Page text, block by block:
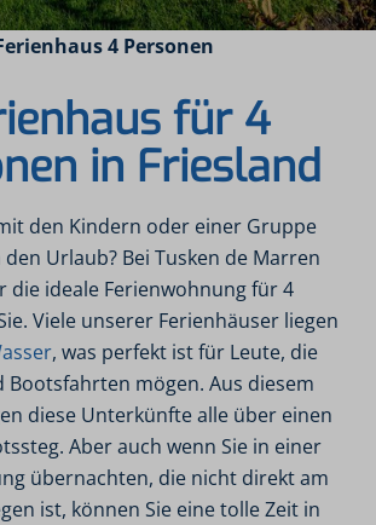
4 Personen
für 4
in Friesland
den Kindern oder einer Gruppe
Urlaub? Bei Tusken de Marren
die ideale Ferienwohnung für 4
Viele unserer Ferienhäuser liegen
, was perfekt ist für Leute, die
Bootsfahrten mögen. Aus diesem
diese Unterkünfte alle über einen
Aber auch wenn Sie in einer
übernachten, die nicht direkt am
ist, können Sie eine tolle Zeit in